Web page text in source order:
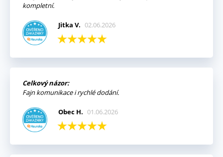
kompletní.
Jitka V. 02.06.2026
Celkový názor:
Fajn komunikace i rychlé dodání.
Obec H. 01.06.2026